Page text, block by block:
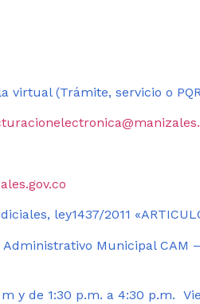
(Trámite, servicio o
ley1437/2011
Municipal CAM
y de 1:30 p.m. a 4:30 p.m.